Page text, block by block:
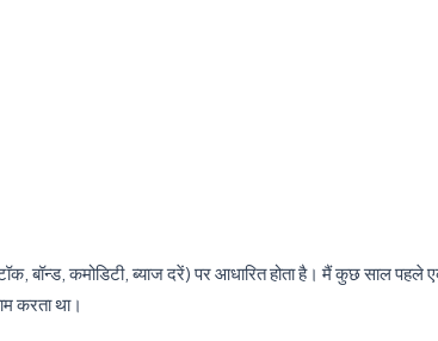
बॉन्ड, कमोडिटी, ब्याज दरें) पर आधारित होता है। मैं कुछ साल पहले
करता था।